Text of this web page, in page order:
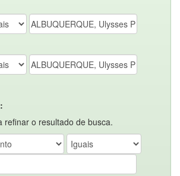
refinar o resultado de busca.